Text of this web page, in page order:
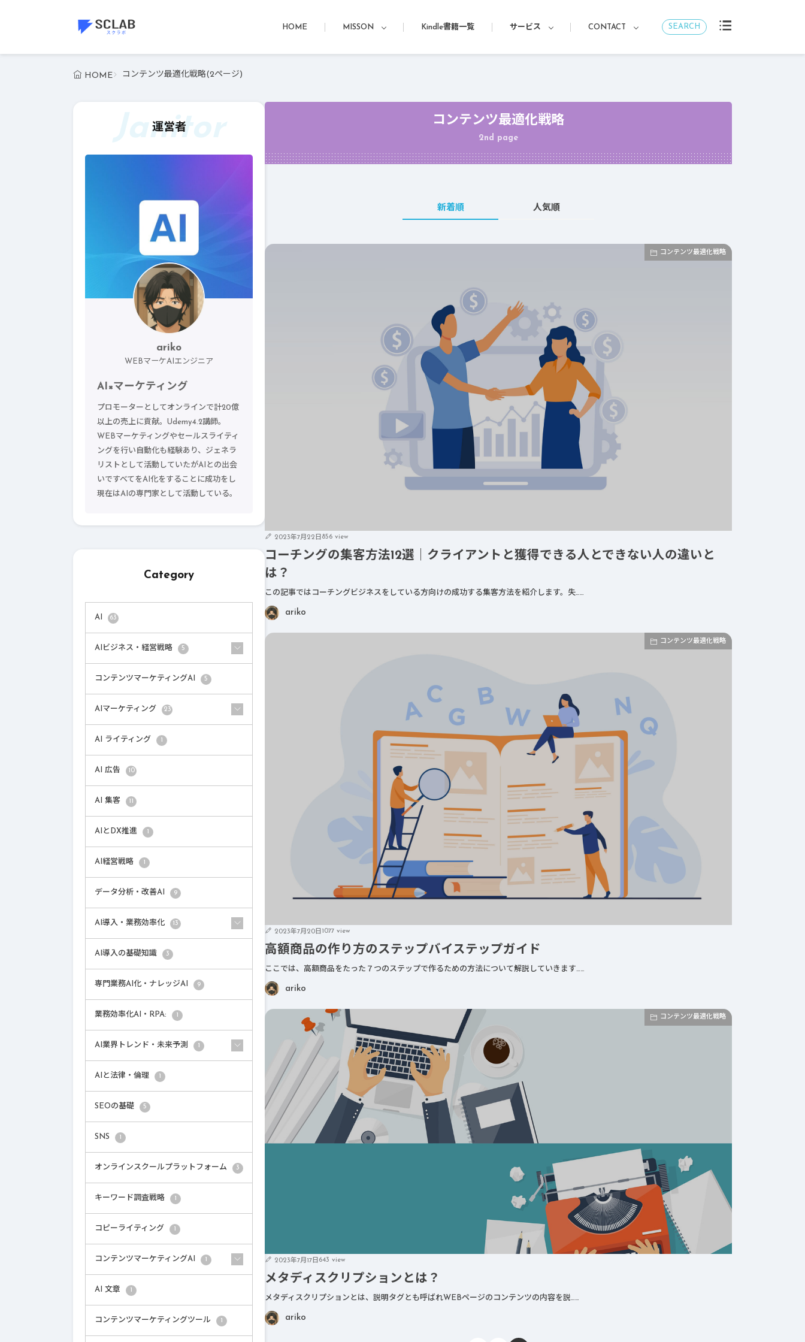
HOME MISSON Kindle書籍一覧 サービス CONTACT SEARCH
HOME コンテンツ最適化戦略(2ページ)
運営者
Janitor
ariko
WEBマーケAIエンジニア
AI×マーケティング
プロモーターとしてオンラインで計20億
以上の売上に貢献。Udemy4.2講師。
WEBマーケティングやセールスライティ
ングを行い自動化も経験あり、ジェネラ
リストとして活動していたがAIとの出会
いですべてをAI化をすることに成功をし
現在はAIの専門家として活動している。
Category
AI 63
AIビジネス・経営戦略 5
コンテンツマーケティングAI 5
AIマーケティング 23
AI ライティング 1
AI 広告 10
AI 集客 11
AIとDX推進 1
AI経営戦略 1
データ分析・改善AI 9
AI導入・業務効率化 13
AI導入の基礎知識 3
専門業務AI化・ナレッジAI 9
業務効率化AI・RPA: 1
AI業界トレンド・未来予測 1
AIと法律・倫理 1
SEOの基礎 5
SNS 1
オンラインスクールプラットフォーム 3
キーワード調査戦略 1
コピーライティング 1
コンテンツマーケティングAI 1
AI 文章 1
コンテンツマーケティングツール 1
コンテンツ最適化戦略
2nd page
新着順 人気順
コンテンツ最適化戦略
2023年7月22日 856 view
コーチングの集客方法12選｜クライアントと獲得できる人とできない人の違いと
は？
この記事ではコーチングビジネスをしている方向けの成功する集客方法を紹介します。失……
ariko
コンテンツ最適化戦略
2023年7月20日 1077 view
高額商品の作り方のステップバイステップガイド
ここでは、高額商品をたった７つのステップで作るための方法について解説していきます……
ariko
コンテンツ最適化戦略
2023年7月17日 643 view
メタディスクリプションとは？
メタディスクリプションとは、説明タグとも呼ばれWEBページのコンテンツの内容を説……
ariko